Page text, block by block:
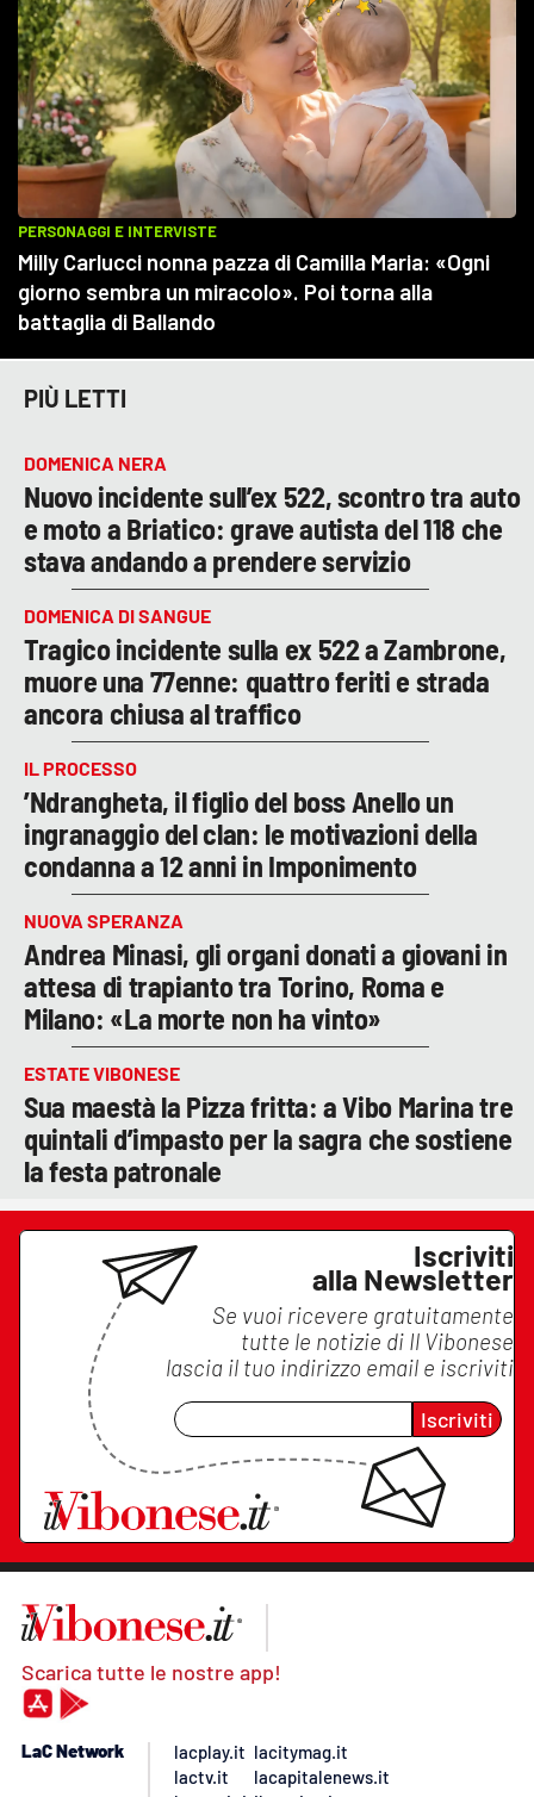
PIÙ LETTI
DOMENICA NERA
Nuovo incidente sull’ex 522, scontro tra auto
e moto a Briatico: grave autista del 118 che
stava andando a prendere servizio
DOMENICA DI SANGUE
Tragico incidente sulla ex 522 a Zambrone,
muore una 77enne: quattro feriti e strada
ancora chiusa al traffico
IL PROCESSO
’Ndrangheta, il figlio del boss Anello un
ingranaggio del clan: le motivazioni della
condanna a 12 anni in Imponimento
NUOVA SPERANZA
Andrea Minasi, gli organi donati a giovani in
attesa di trapianto tra Torino, Roma e
Milano: «La morte non ha vinto»
ESTATE VIBONESE
Sua maestà la Pizza fritta: a Vibo Marina tre
quintali d’impasto per la sagra che sostiene
la festa patronale
Iscriviti
alla Newsletter
Se vuoi ricevere gratuitamente
tutte le notizie di Il Vibonese
lascia il tuo indirizzo email e iscriviti
Iscriviti
Scarica tutte le nostre app!
LaC Network
lacplay.it
lactv.it
lacitymag.it
lacapitalenews.it